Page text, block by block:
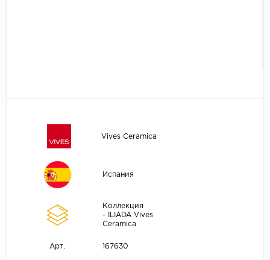
Vives Ceramica
Испания
Коллекция
- ILIADA Vives
Ceramica
Арт. 167630